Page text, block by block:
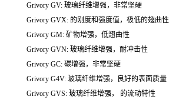
Grivory GV: 玻璃纤维增强，非常坚硬
Grivory GVX: 的刚度和强度值，极低的翅曲性
Grivory GM: 矿物增强，低翘曲性
Grivory GVN: 玻璃纤维增强，耐冲击性
Grivory GC: 碳增强，非常坚硬
Grivory G4V: 玻璃纤维增强，良好的表面质量
Grivory GVS: 玻璃纤维增强， 的流动特性